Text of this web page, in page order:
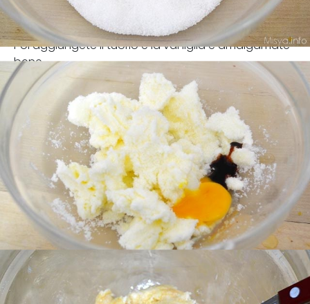
Poi aggiungete il tuorlo e la vaniglia e amalgamate
bene.